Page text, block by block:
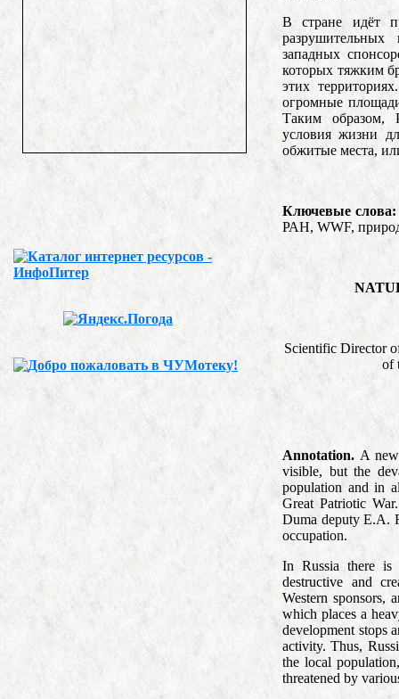
В стране идёт
западных
которых тяжким
этих
огромные
Таким образом,
условия жизни
обжитые места,
Ключевые слова:
РАН, WWF,
Scientific Director
of
Annotation. A
visible, but the
population and in
Great Patriotic
Duma deputy E.A.
occupation.
In Russia there is
destructive and
Western sponsors,
which places a
development stops
activity. Thus,
the local
threatened by